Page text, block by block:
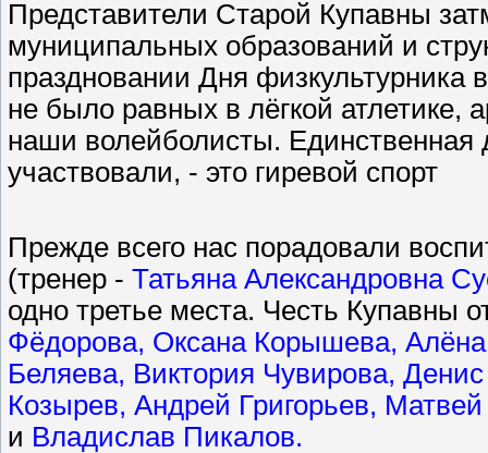
Представители Старой Купавны
муниципальных образований и
праздновании Дня физкультурника
не было равных в лёгкой атлетике,
наши волейболисты. Единственная
участвовали, - это гиревой спорт
Прежде всего нас порадовали
(тренер - Татьяна Александровна
одно третье места. Честь Купавны
Фёдорова, Оксана Корышева,
Беляева, Виктория Чувирова,
Козырев, Андрей Григорьев,
и Владислав Пикалов.